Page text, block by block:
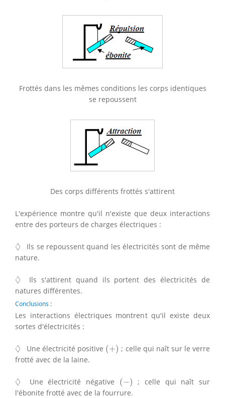
Frottés dans les mêmes conditions les corps identiques
se repoussent
Des corps différents frottés s'attirent
L'expérience montre qu'il n'existe que deux interactions
entre des porteurs de charges électriques :
◊
◊
Ils se repoussent quand les électricités sont de même
nature.
◊
◊
Ils s'attirent quand ils portent des électricités de
natures différentes.
Conclusions :
Les interactions électriques montrent qu'il existe deux
sortes d'électricités :
◊
◊ Une électricité positive (+)
(+
; celle qui naît sur le verre
frotté avec de la laine.
◊
◊ Une électricité négative (−)
(−
; celle qui naît sur
l'ébonite frotté avec de la fourrure.